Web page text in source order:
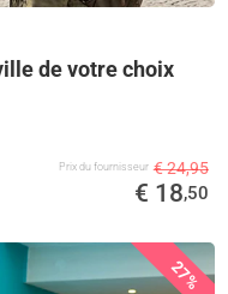
de votre choix
Prix ​​du fournisseur € 24,95
€ 18,50
27%